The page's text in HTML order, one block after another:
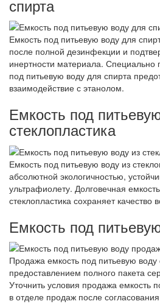
спирта
Емкость под питьевую воду для
после полной дезинфекции и
инертности материала. Специально
под питьевую воду для спирта
взаимодействие с этанолом.
Емкость под
стеклопластика
Емкость под питьевую воду из
абсолютной экологичностью,
ультрафиолету. Долговечная
стеклопластика сохраняет качество
Емкость под
Продажа емкость под питьевую воду
предоставлением полного пакета
Уточнить условия продажа емкость
в отделе продаж после